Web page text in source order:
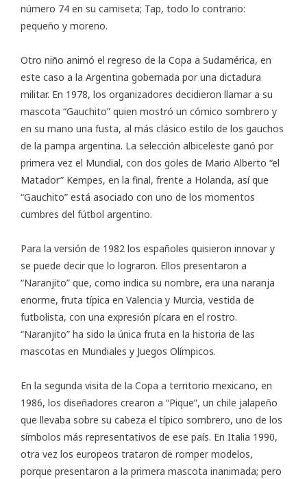
número 74 en su camiseta; Tap, todo lo contrario:
pequeño y moreno.
Otro niño animó el regreso de la Copa a Sudamérica, en
este caso a la Argentina gobernada por una dictadura
militar. En 1978, los organizadores decidieron llamar a su
mascota “Gauchito” quien mostró un cómico sombrero y
en su mano una fusta, al más clásico estilo de los gauchos
de la pampa argentina. La selección albiceleste ganó por
primera vez el Mundial, con dos goles de Mario Alberto “el
Matador” Kempes, en la final, frente a Holanda, así que
“Gauchito” está asociado con uno de los momentos
cumbres del fútbol argentino.
Para la versión de 1982 los españoles quisieron innovar y
se puede decir que lo lograron. Ellos presentaron a
“Naranjito” que, como indica su nombre, era una naranja
enorme, fruta típica en Valencia y Murcia, vestida de
futbolista, con una expresión pícara en el rostro.
“Naranjito” ha sido la única fruta en la historia de las
mascotas en Mundiales y Juegos Olímpicos.
En la segunda visita de la Copa a territorio mexicano, en
1986, los diseñadores crearon a “Pique”, un chile jalapeño
que llevaba sobre su cabeza el típico sombrero, uno de los
símbolos más representativos de ese país. En Italia 1990,
otra vez los europeos trataron de romper modelos,
porque presentaron a la primera mascota inanimada; pero